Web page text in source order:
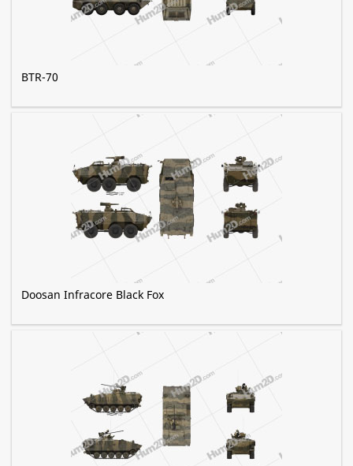
BTR-70
Doosan Infracore Black Fox